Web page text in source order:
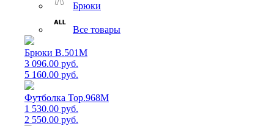
Брюки
Все товары
Брюки B.501M
3 096.00 руб.
5 160.00 руб.
Футболка Top.968M
1 530.00 руб.
2 550.00 руб.